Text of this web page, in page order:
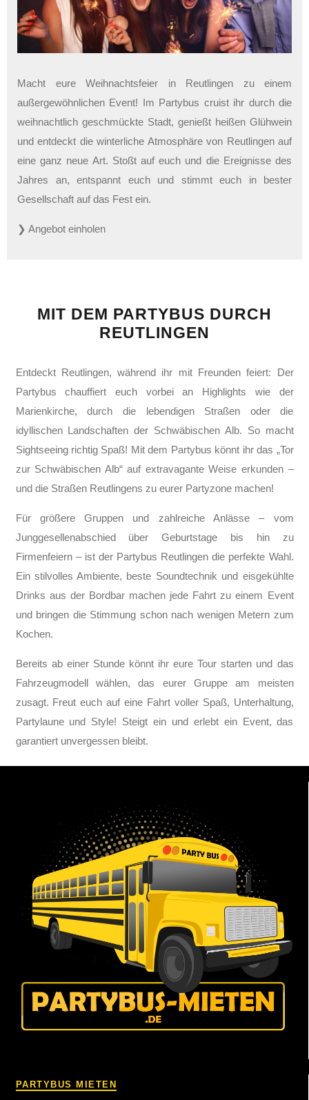
Macht eure Weihnachtsfeier in Reutlingen zu einem
außergewöhnlichen Event! Im Partybus cruist ihr durch die
weihnachtlich geschmückte Stadt, genießt heißen Glühwein
und entdeckt die winterliche Atmosphäre von Reutlingen auf
eine ganz neue Art. Stoßt auf euch und die Ereignisse des
Jahres an, entspannt euch und stimmt euch in bester
Gesellschaft auf das Fest ein.
❯ Angebot einholen
MIT DEM PARTYBUS DURCH
REUTLINGEN
Entdeckt Reutlingen, während ihr mit Freunden feiert: Der
Partybus chauffiert euch vorbei an Highlights wie der
Marienkirche, durch die lebendigen Straßen oder die
idyllischen Landschaften der Schwäbischen Alb. So macht
Sightseeing richtig Spaß! Mit dem Partybus könnt ihr das „Tor
zur Schwäbischen Alb“ auf extravagante Weise erkunden –
und die Straßen Reutlingens zu eurer Partyzone machen!
Für größere Gruppen und zahlreiche Anlässe – vom
Junggesellenabschied über Geburtstage bis hin zu
Firmenfeiern – ist der Partybus Reutlingen die perfekte Wahl.
Ein stilvolles Ambiente, beste Soundtechnik und eisgekühlte
Drinks aus der Bordbar machen jede Fahrt zu einem Event
und bringen die Stimmung schon nach wenigen Metern zum
Kochen.
Bereits ab einer Stunde könnt ihr eure Tour starten und das
Fahrzeugmodell wählen, das eurer Gruppe am meisten
zusagt. Freut euch auf eine Fahrt voller Spaß, Unterhaltung,
Partylaune und Style! Steigt ein und erlebt ein Event, das
garantiert unvergessen bleibt.
PARTYBUS MIETEN